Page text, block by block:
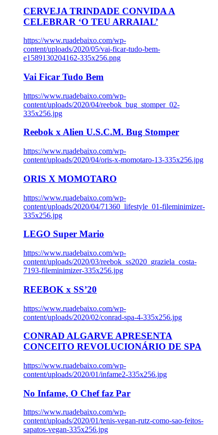
CERVEJA TRINDADE CONVIDA A
CELEBRAR ‘O TEU ARRAIAL’
https://www.ruadebaixo.com/wp-
content/uploads/2020/05/vai-ficar-tudo-bem-
e1589130204162-335x256.png
Vai Ficar Tudo Bem
https://www.ruadebaixo.com/wp-
content/uploads/2020/04/reebok_bug_stomper_02-
335x256.jpg
Reebok x Alien U.S.C.M. Bug Stomper
https://www.ruadebaixo.com/wp-
content/uploads/2020/04/oris-x-momotaro-13-335x256.jpg
ORIS X MOMOTARO
https://www.ruadebaixo.com/wp-
content/uploads/2020/04/71360_lifestyle_01-fileminimizer-
335x256.jpg
LEGO Super Mario
https://www.ruadebaixo.com/wp-
content/uploads/2020/03/reebok_ss2020_graziela_costa-
7193-fileminimizer-335x256.jpg
REEBOK x SS’20
https://www.ruadebaixo.com/wp-
content/uploads/2020/02/conrad-spa-4-335x256.jpg
CONRAD ALGARVE APRESENTA
CONCEITO REVOLUCIONÁRIO DE SPA
https://www.ruadebaixo.com/wp-
content/uploads/2020/01/infame2-335x256.jpg
No Infame, O Chef faz Par
https://www.ruadebaixo.com/wp-
content/uploads/2020/01/tenis-vegan-rutz-como-sao-feitos-
sapatos-vegan-335x256.jpg